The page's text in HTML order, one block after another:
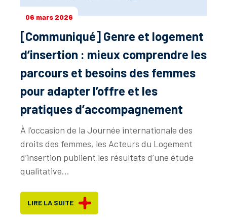
06 mars 2026
[Communiqué] Genre et logement
d’insertion : mieux comprendre les
parcours et besoins des femmes
pour adapter l’offre et les
pratiques d’accompagnement
À l’occasion de la Journée internationale des
droits des femmes, les Acteurs du Logement
d’insertion publient les résultats d’une étude
qualitative...
LIRE LA SUITE